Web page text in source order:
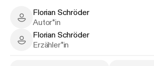
abliefern. Der neue Thomas
oder mindestens der neue
leider fehlt ihm dafür nicht nur das
Florian Schröder - Author
Florian Schröder
Autor*in
Florian Schröder - Narrator
Florian Schröder
Erzähler*in